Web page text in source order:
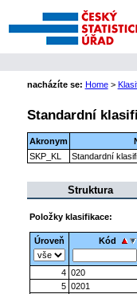
nacházíte se: Home>
Standardní
Akronym
SKP_KL
Standardní
Struktura
Položky klasifikace:
Úroveň Kód
4 020
5 0201